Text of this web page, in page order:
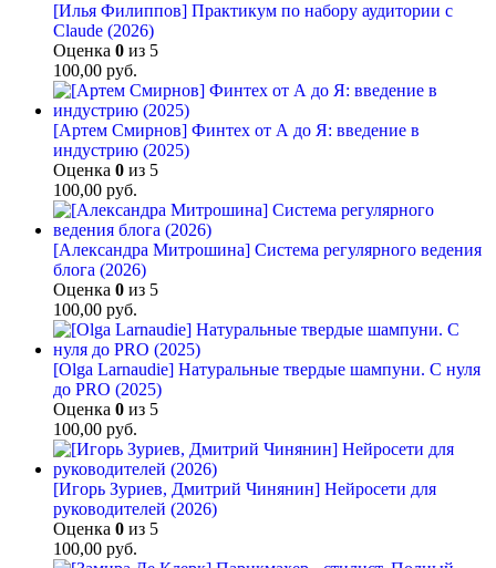
[Илья Филиппов] Практикум по набору аудитории с
Claude (2026)
Оценка 0 из 5
100,00 руб.
[Артем Смирнов] Финтех от А до Я: введение в
индустрию (2025)
Оценка 0 из 5
100,00 руб.
[Александра Митрошина] Система регулярного ведения
блога (2026)
Оценка 0 из 5
100,00 руб.
[Olga Larnaudie] Натуральные твердые шампуни. С нуля
до PRO (2025)
Оценка 0 из 5
100,00 руб.
[Игорь Зуриев, Дмитрий Чинянин] Нейросети для
руководителей (2026)
Оценка 0 из 5
100,00 руб.